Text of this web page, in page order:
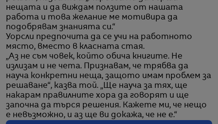
нещата и да виждам ползите от нашата
работа и това желание ме мотивира да
подобрявам знанията си.“
Уорсли предпочита да се учи на работното
място, вместо в класната стая.
„Аз не съм човек, който обича книгите. Не
излизам и не чета. Признавам, че трябва да
науча конкретни неща, защото имам проблем за
решаване“, казва той. „Ще науча за тях, ще
накарам правилните хора да говорят и ще
започна да търся решения. Кажете ми, че нещо
е невъзможно, и аз ще ви докажа, че не е.“